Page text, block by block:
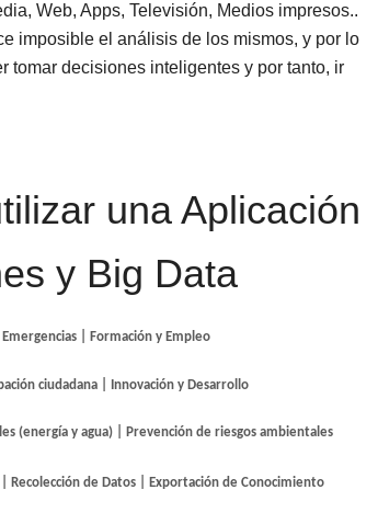
Web, Apps, Televisión, Medios impresos..
imposible el análisis de los mismos, y por lo
tomar decisiones inteligentes y por tanto, ir
una Aplicación
y Big Data
| Formación y Empleo
ciudadana | Innovación y Desarrollo
(energía y agua) | Prevención de riesgos ambientales
de Datos | Exportación de Conocimiento